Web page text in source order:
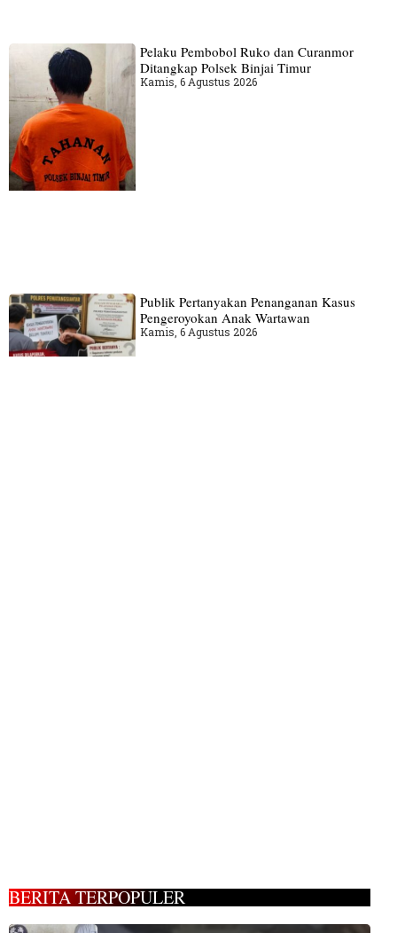
Pelaku Pembobol Ruko dan Curanmor
Ditangkap Polsek Binjai Timur
Kamis, 6 Agustus 2026
Publik Pertanyakan Penanganan Kasus
Pengeroyokan Anak Wartawan
Kamis, 6 Agustus 2026
BERITA TERPOPULER